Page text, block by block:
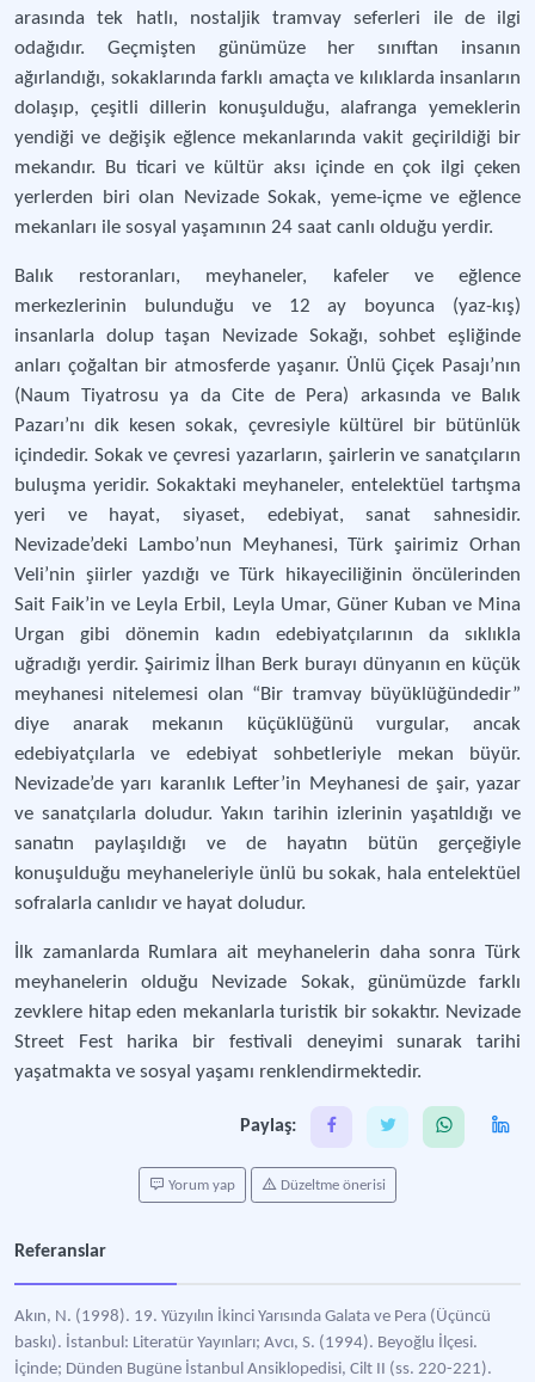
arasında tek hatlı, nostaljik tramvay seferleri ile de ilgi
odağıdır. Geçmişten günümüze her sınıftan insanın
ağırlandığı, sokaklarında farklı amaçta ve kılıklarda insanların
dolaşıp, çeşitli dillerin konuşulduğu, alafranga yemeklerin
yendiği ve değişik eğlence mekanlarında vakit geçirildiği bir
mekandır. Bu ticari ve kültür aksı içinde en çok ilgi çeken
yerlerden biri olan Nevizade Sokak, yeme-içme ve eğlence
mekanları ile sosyal yaşamının 24 saat canlı olduğu yerdir.
Balık restoranları, meyhaneler, kafeler ve eğlence
merkezlerinin bulunduğu ve 12 ay boyunca (yaz-kış)
insanlarla dolup taşan Nevizade Sokağı, sohbet eşliğinde
anları çoğaltan bir atmosferde yaşanır. Ünlü Çiçek Pasajı’nın
(Naum Tiyatrosu ya da Cite de Pera) arkasında ve Balık
Pazarı’nı dik kesen sokak, çevresiyle kültürel bir bütünlük
içindedir. Sokak ve çevresi yazarların, şairlerin ve sanatçıların
buluşma yeridir. Sokaktaki meyhaneler, entelektüel tartışma
yeri ve hayat, siyaset, edebiyat, sanat sahnesidir.
Nevizade’deki Lambo’nun Meyhanesi, Türk şairimiz Orhan
Veli’nin şiirler yazdığı ve Türk hikayeciliğinin öncülerinden
Sait Faik’in ve Leyla Erbil, Leyla Umar, Güner Kuban ve Mina
Urgan gibi dönemin kadın edebiyatçılarının da sıklıkla
uğradığı yerdir. Şairimiz İlhan Berk burayı dünyanın en küçük
meyhanesi nitelemesi olan “Bir tramvay büyüklüğündedir”
diye anarak mekanın küçüklüğünü vurgular, ancak
edebiyatçılarla ve edebiyat sohbetleriyle mekan büyür.
Nevizade’de yarı karanlık Lefter’in Meyhanesi de şair, yazar
ve sanatçılarla doludur. Yakın tarihin izlerinin yaşatıldığı ve
sanatın paylaşıldığı ve de hayatın bütün gerçeğiyle
konuşulduğu meyhaneleriyle ünlü bu sokak, hala entelektüel
sofralarla canlıdır ve hayat doludur.
İlk zamanlarda Rumlara ait meyhanelerin daha sonra Türk
meyhanelerin olduğu Nevizade Sokak, günümüzde farklı
zevklere hitap eden mekanlarla turistik bir sokaktır. Nevizade
Street Fest harika bir festivali deneyimi sunarak tarihi
yaşatmakta ve sosyal yaşamı renklendirmektedir.
Paylaş:
Yorum yap Düzeltme önerisi
Referanslar
Akın, N. (1998). 19. Yüzyılın İkinci Yarısında Galata ve Pera (Üçüncü
baskı). İstanbul: Literatür Yayınları; Avcı, S. (1994). Beyoğlu İlçesi.
İçinde; Dünden Bugüne İstanbul Ansiklopedisi, Cilt II (ss. 220-221).